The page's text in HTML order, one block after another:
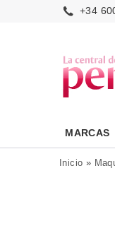
+34
MARCAS
Inicio »